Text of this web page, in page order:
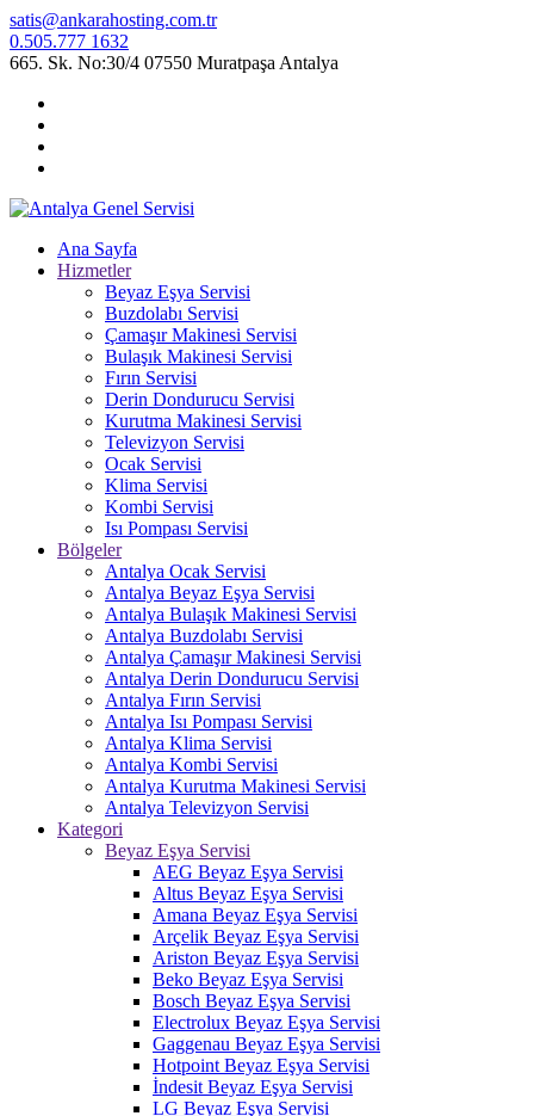
satis@ankarahosting.com.tr
0.505.777 1632
665. Sk. No:30/4 07550 Muratpaşa Antalya
Ana Sayfa
Hizmetler
Beyaz Eşya Servisi
Buzdolabı Servisi
Çamaşır Makinesi Servisi
Bulaşık Makinesi Servisi
Fırın Servisi
Derin Dondurucu Servisi
Kurutma Makinesi Servisi
Televizyon Servisi
Ocak Servisi
Klima Servisi
Kombi Servisi
Isı Pompası Servisi
Bölgeler
Antalya Ocak Servisi
Antalya Beyaz Eşya Servisi
Antalya Bulaşık Makinesi Servisi
Antalya Buzdolabı Servisi
Antalya Çamaşır Makinesi Servisi
Antalya Derin Dondurucu Servisi
Antalya Fırın Servisi
Antalya Isı Pompası Servisi
Antalya Klima Servisi
Antalya Kombi Servisi
Antalya Kurutma Makinesi Servisi
Antalya Televizyon Servisi
Kategori
Beyaz Eşya Servisi
AEG Beyaz Eşya Servisi
Altus Beyaz Eşya Servisi
Amana Beyaz Eşya Servisi
Arçelik Beyaz Eşya Servisi
Ariston Beyaz Eşya Servisi
Beko Beyaz Eşya Servisi
Bosch Beyaz Eşya Servisi
Electrolux Beyaz Eşya Servisi
Gaggenau Beyaz Eşya Servisi
Hotpoint Beyaz Eşya Servisi
İndesit Beyaz Eşya Servisi
LG Beyaz Eşya Servisi